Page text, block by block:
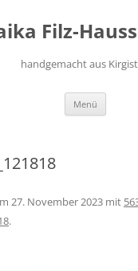
Filz-
handgemacht aus
Menü
27. November 2023 mit
.